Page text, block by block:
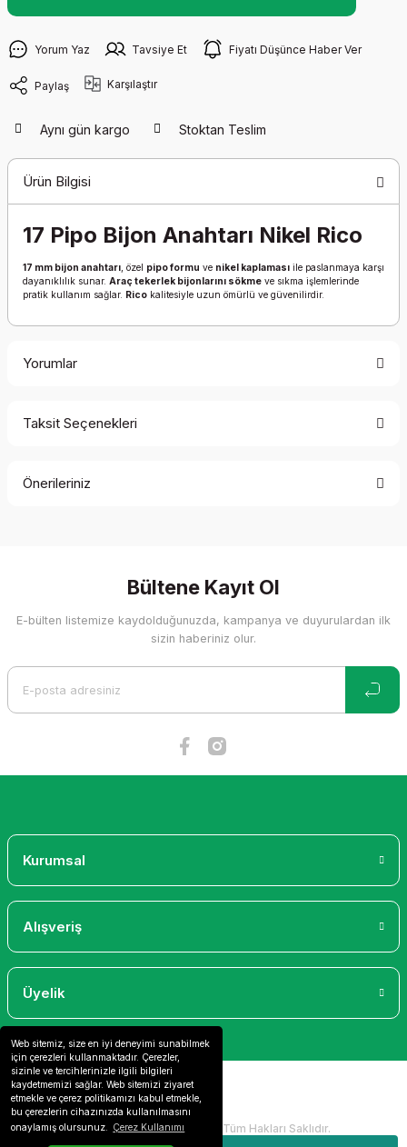
Web sitemiz, size en iyi deneyimi sunabilmek
için çerezleri kullanmaktadır. Çerezler,
sizinle ve tercihlerinizle ilgili bilgileri
kaydetmemizi sağlar. Web sitemizi ziyaret
etmekle ve çerez politikamızı kabul etmekle,
bu çerezlerin cihazınızda kullanılmasını
onaylamış olursunuz.
Çerez Kullanımı
Yorum Yaz Tavsiye Et Fiyatı Düşünce Haber Ver
Paylaş Karşılaştır
Aynı gün kargo Stoktan Teslim
Ürün Bilgisi
17 Pipo Bijon Anahtarı Nikel Rico
17 mm bijon anahtarı , özel pipo formu ve nikel kaplaması ile paslanmaya karşı
dayanıklılık sunar. Araç tekerlek bijonlarını sökme ve sıkma işlemlerinde
pratik kullanım sağlar. Rico kalitesiyle uzun ömürlü ve güvenilirdir.
Yorumlar
Taksit Seçenekleri
Önerileriniz
Görüş ve önerileriniz için teşekkür ederiz.
Ürün resmi kalitesiz, bozuk veya görüntülenemiyor.
Bültene Kayıt Ol
E-bülten listemize kaydolduğunuzda, kampanya ve duyurulardan ilk
sizin haberiniz olur.
Kurumsal
Alışveriş
Üyelik
2024 Copyright IdeaSoft - Tüm Hakları Saklıdır.